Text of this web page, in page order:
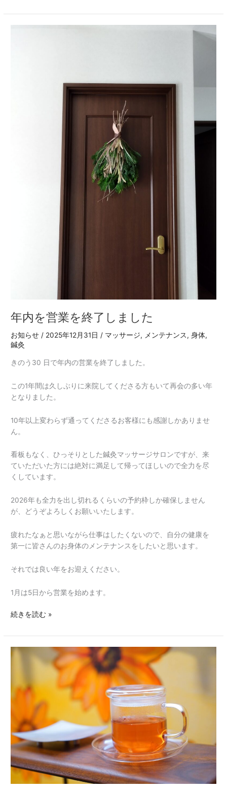
年内を営業を終了しました
お知らせ / 2025年12月31日 / マッサージ, メンテナンス,身体,
鍼灸
きのう30 日で年内の営業を終了しました。
この1年間は久しぶりに来院してくださる方もいて再会の多い年
となりました。
10年以上変わらず通ってくださるお客様にも感謝しかありませ
ん。
看板もなく、ひっそりとした鍼灸マッサージサロンですが、来
ていただいた方には絶対に満足して帰ってほしいので全力を尽
くしています。
2026年も全力を出し切れるくらいの予約枠しか確保しません
が、どうぞよろしくお願いいたします。
疲れたなぁと思いながら仕事はしたくないので、自分の健康を
第一に皆さんのお身体のメンテナンスをしたいと思います。
それでは良い年をお迎えください。
1月は5日から営業を始めます。
続きを読む »
キ
セ
ル
ま
し
た、
美
容
鍼
も